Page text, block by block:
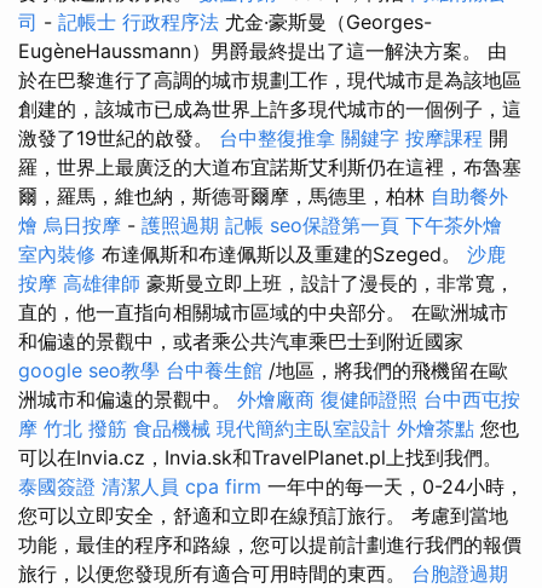
司 - 記帳士 行政程序法 尤金·豪斯曼（Georges-
EugèneHaussmann）男爵最終提出了這一解決方案。 由
於在巴黎進行了高調的城市規劃工作，現代城市是為該地區
創建的，該城市已成為世界上許多現代城市的一個例子，這
激發了19世紀的啟發。 台中整復推拿 關鍵字 按摩課程 開
羅，世界上最廣泛的大道布宜諾斯艾利斯仍在這裡，布魯塞
爾，羅馬，維也納，斯德哥爾摩，馬德里，柏林 自助餐外
燴 烏日按摩 - 護照過期 記帳 seo保證第一頁 下午茶外燴
室內裝修 布達佩斯和布達佩斯以及重建的Szeged。 沙鹿
按摩 高雄律師 豪斯曼立即上班，設計了漫長的，非常寬，
直的，他一直指向相關城市區域的中央部分。 在歐洲城市
和偏遠的景觀中，或者乘公共汽車乘巴士到附近國家
google seo教學 台中養生館 /地區，將我們的飛機留在歐
洲城市和偏遠的景觀中。 外燴廠商 復健師證照 台中西屯按
摩 竹北 撥筋 食品機械 現代簡約主臥室設計 外燴茶點 您也
可以在Invia.cz，Invia.sk和TravelPlanet.pl上找到我們。
泰國簽證 清潔人員 cpa firm 一年中的每一天，0-24小時，
您可以立即安全，舒適和立即在線預訂旅行。 考慮到當地
功能，最佳的程序和路線，您可以提前計劃進行我們的報價
旅行，以便您發現所有適合可用時間的東西。 台胞證過期